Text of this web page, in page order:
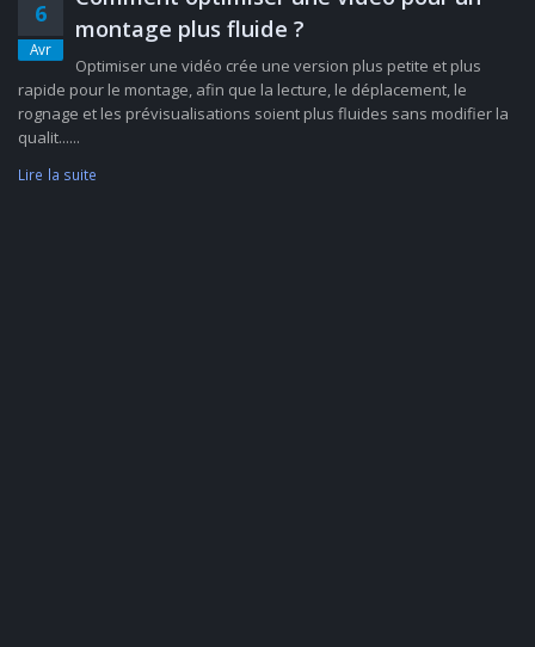
6
Avr
montage plus fluide ?
Optimiser une vidéo crée une version plus petite et plus
rapide pour le montage, afin que la lecture, le déplacement, le
rognage et les prévisualisations soient plus fluides sans modifier la
qualit......
Lire la suite